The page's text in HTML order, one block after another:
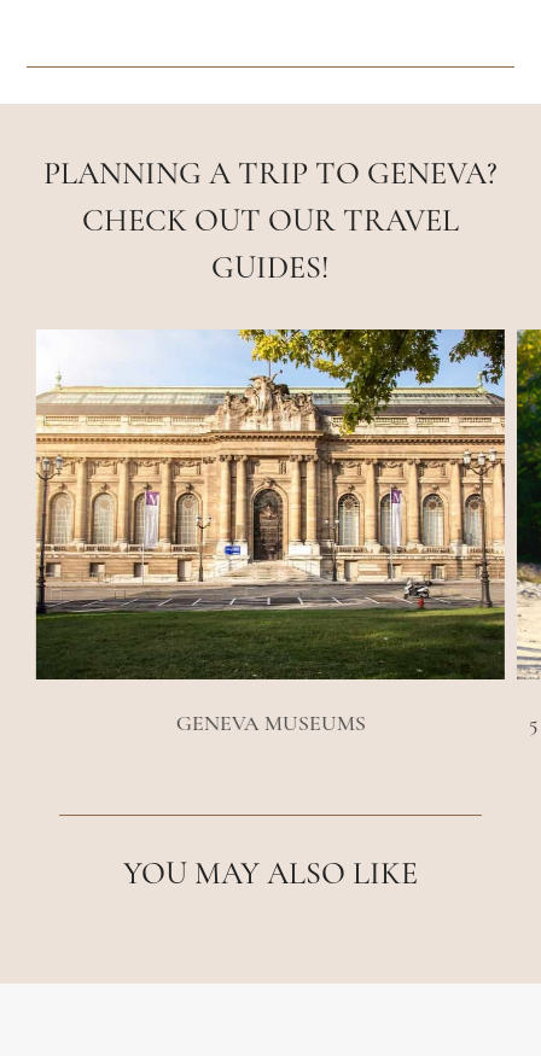
PLANNING A TRIP TO GENEVA?
CHECK OUT OUR TRAVEL
GUIDES!
GENEVA MUSEUMS
YOU MAY ALSO LIKE